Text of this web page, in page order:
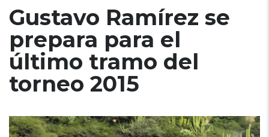
Gustavo Ramírez se
prepara para el
último tramo del
torneo 2015